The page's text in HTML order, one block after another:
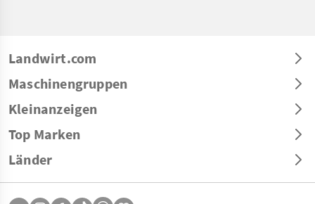
Landwirt.com
Maschinengruppen
Kleinanzeigen
Top Marken
Länder